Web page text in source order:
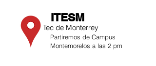
ITESM
Tec de Monterrey
Partiremos de Campus
Montemorelos a las 2 pm